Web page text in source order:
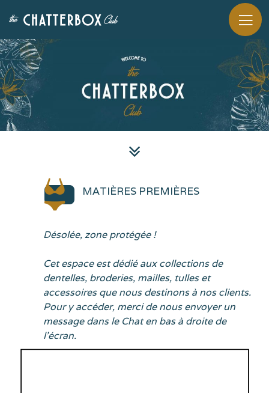
MATIÈRES PREMIÈRES
Désolée, zone protégée !
Cet espace est dédié aux collections de
dentelles, broderies, mailles, tulles et
accessoires que nous destinons à nos clients.
Pour y accéder, merci de nous envoyer un
message dans le Chat en bas à droite de
l’écran.